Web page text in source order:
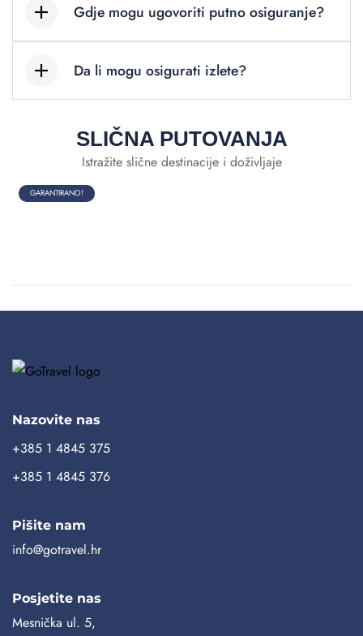
Gdje mogu ugovoriti putno osiguranje?
Da li mogu osigurati izlete?
SLIČNA PUTOVANJA
Istražite slične destinacije i doživljaje
GARANTIRANO!
Nazovite nas
+385 1 4845 375
+385 1 4845 376
Pišite nam
info@gotravel.hr
Posjetite nas
Mesnička ul. 5,